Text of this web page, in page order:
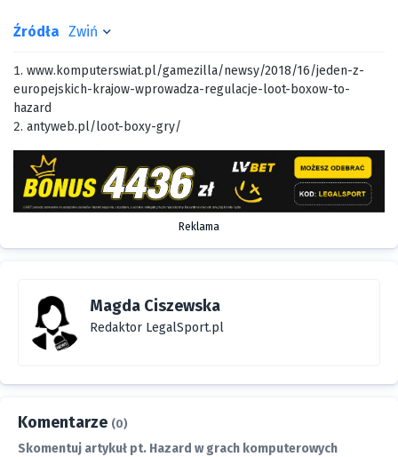
Źródła Zwiń
www.komputerswiat.pl/gamezilla/newsy/2018/16/jeden-z-
europejskich-krajow-wprowadza-regulacje-loot-boxow-to-
hazard
antyweb.pl/loot-boxy-gry/
Reklama
Magda Ciszewska
Redaktor LegalSport.pl
Komentarze (0)
Skomentuj artykuł pt. Hazard w grach komputerowych